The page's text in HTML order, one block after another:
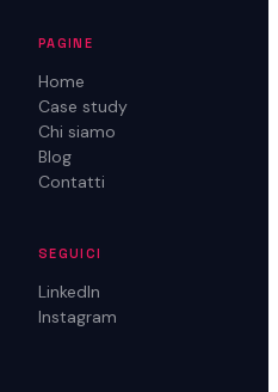
PAGINE
Home
Case study
Chi siamo
Blog
Contatti
SEGUICI
LinkedIn
Instagram